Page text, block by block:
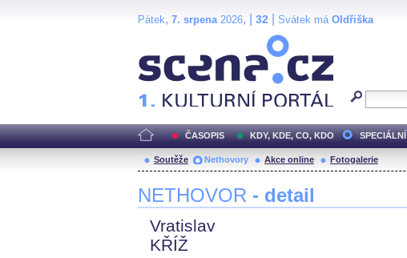
Pátek, 7. srpena2026, | 32 Svátek má Oldřiška
ČASOPIS KDY, KDE, CO, KDO SPECIÁLNÍ
Soutěže Nethovory Akce online Fotogalerie
NETHOVOR - detail
Vratislav
KŘÍŽ